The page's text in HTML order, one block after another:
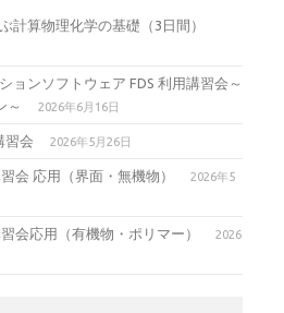
計算物理化学の基礎（3日間）
ョンソフトウェア FDS 利用講習会～
～
2026年6月16日
習会 2026年5月26日
会 応用（界面・無機物）
2026年5
会応用（有機物・ポリマー）
2026